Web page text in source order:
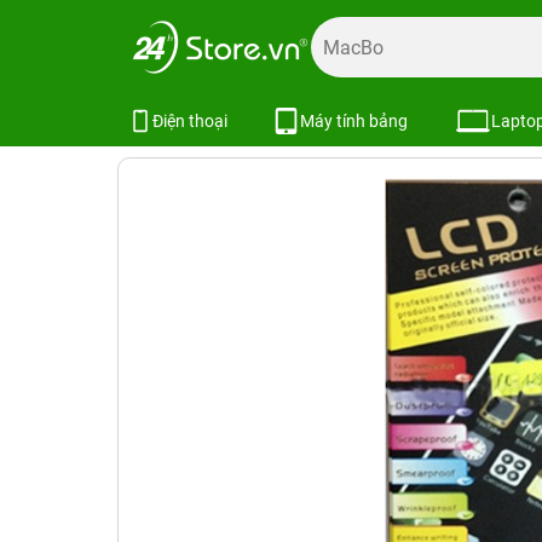
Điện thoại Máy tính bảng
Trang chủ Dán cường lực